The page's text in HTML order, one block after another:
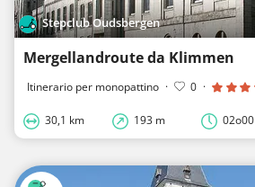
Stepclub Oudsbergen
Mergellandroute da Klimmen
Itinerario per monopattino · 0 ·
30,1 km 193 m 02o00